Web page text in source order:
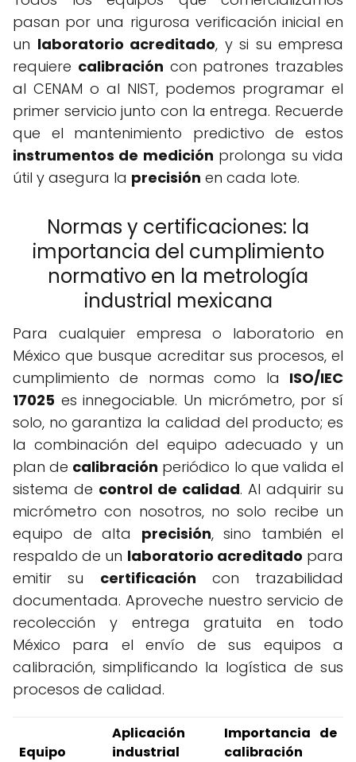
pasan por una rigurosa verificación inicial en
un laboratorio acreditado, y si su empresa
requiere calibración con patrones trazables
al CENAM o al NIST, podemos programar el
primer servicio junto con la entrega. Recuerde
que el mantenimiento predictivo de estos
instrumentos de medición prolonga su vida
útil y asegura la precisión en cada lote.
Normas y certificaciones: la
importancia del cumplimiento
normativo en la metrología
industrial mexicana
Para cualquier empresa o laboratorio en
México que busque acreditar sus procesos, el
cumplimiento de normas como la ISO/IEC
17025 es innegociable. Un micrómetro, por sí
solo, no garantiza la calidad del producto; es
la combinación del equipo adecuado y un
plan de calibración periódico lo que valida el
sistema de control de calidad. Al adquirir su
micrómetro con nosotros, no solo recibe un
equipo de alta precisión, sino también el
respaldo de un laboratorio acreditado para
emitir su certificación con trazabilidad
documentada. Aproveche nuestro servicio de
recolección y entrega gratuita en todo
México para el envío de sus equipos a
calibración, simplificando la logística de sus
procesos de calidad.
Equipo
Aplicación
industrial
Importancia de
calibración